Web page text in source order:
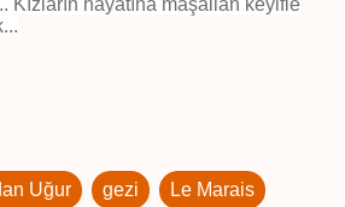
Kızların hayatına maşallah keyifle
Uğur gezi Le Marais